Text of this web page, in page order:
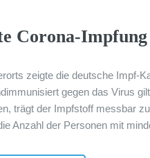
Corona-Impfung
zeigte die deutsche Impf-
gegen das Virus
trägt der Impfstoff messbar
Anzahl der Personen mit